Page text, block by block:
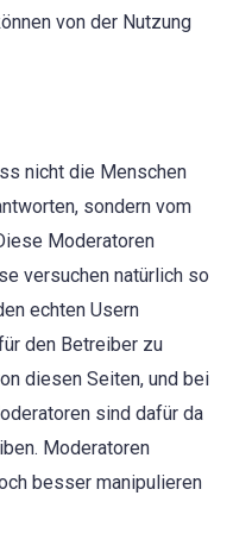
von der Nutzung
nicht die Menschen
sondern vom
Moderatoren
versuchen natürlich so
echten Usern
den Betreiber zu
diesen Seiten, und bei
sind dafür da
Moderatoren
besser manipulieren